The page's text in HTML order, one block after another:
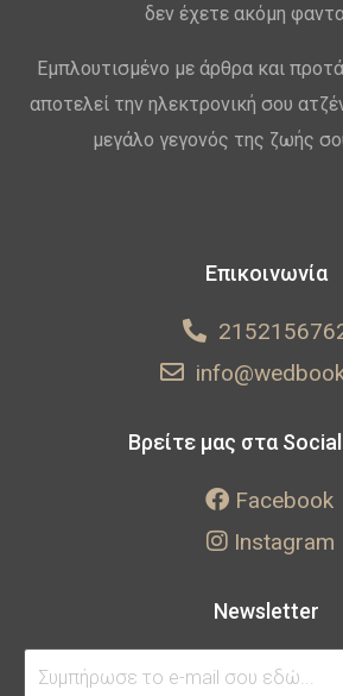
δεν έχετε ακόμη
Εμπλουτισμένο με άρθρα και
αποτελεί την ηλεκτρονική σου
μεγάλο γεγονός της ζωής
Επικοινωνία
Βρείτε μας στα
Facebook
Instagram
Newsletter